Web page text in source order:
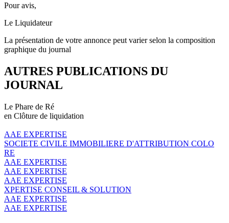
Pour avis,
Le Liquidateur
La présentation de votre annonce peut varier selon la composition
graphique du journal
AUTRES PUBLICATIONS DU
JOURNAL
Le Phare de Ré
en Clôture de liquidation
AAE EXPERTISE
SOCIETE CIVILE IMMOBILIERE D'ATTRIBUTION COLO
RE
AAE EXPERTISE
AAE EXPERTISE
AAE EXPERTISE
XPERTISE CONSEIL & SOLUTION
AAE EXPERTISE
AAE EXPERTISE